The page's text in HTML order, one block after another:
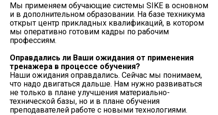
Мы применяем обучающие системы SIKE в основном
и в дополнительном образовании. На базе техникума
открыт центр прикладных квалификаций, в котором
мы оперативно готовим кадры по рабочим
профессиям.
Оправдались ли Ваши ожидания от применения
тренажера в процессе обучения?
Наши ожидания оправдались. Сейчас мы понимаем,
что надо двигаться дальше. Нам нужно развиваться
не только в плане улучшения материально-
технической базы, но и в плане обучения
преподавателей работе с новыми технологиями.